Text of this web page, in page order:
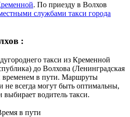
. По приезду в Волхов
службами такси города
:
такси из Кременной
до Волхова (Ленинградская
временем в пути. Маршруты
не всегда могут быть оптимальны,
водитель такси.
в пути